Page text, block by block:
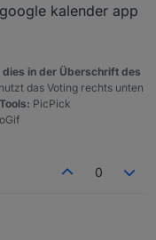
kalender app
dies in der Überschrift des
das Voting rechts unten
PicPick
0